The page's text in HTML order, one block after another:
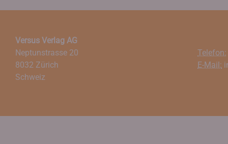
Versus Verlag AG
Neptunstrasse 20
8032 Zürich
Schweiz
Telefon:
E-Mail: